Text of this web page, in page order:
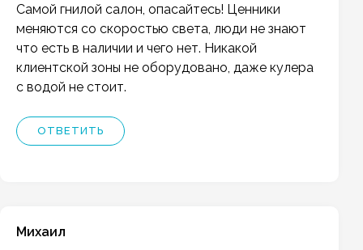
Самой гнилой салон, опасайтесь! Ценники
меняются со скоростью света, люди не знают
что есть в наличии и чего нет. Никакой
клиентской зоны не оборудовано, даже кулера
с водой не стоит.
ОТВЕТИТЬ
Михаил